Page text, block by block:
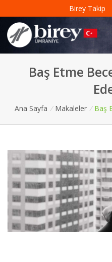
Birey Takip
Baş Etme
Ana Sayfa / Makaleler / Baş